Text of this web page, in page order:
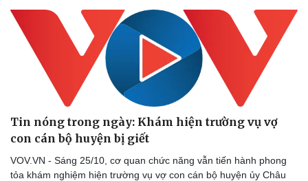
Tin nóng trong ngày: Khám hiện trường vụ vợ
con cán bộ huyện bị giết
VOV.VN - Sáng 25/10, cơ quan chức năng vẫn tiến hành phong
tỏa khám nghiệm hiện trường vụ vợ con cán bộ huyện ủy Châu